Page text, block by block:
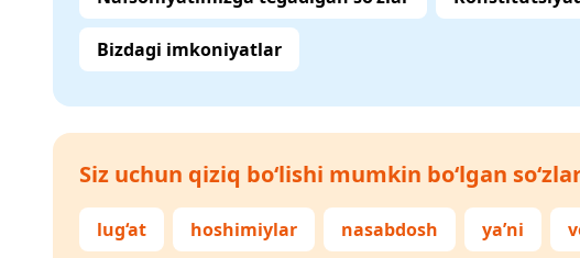
Bizdagi imkoniyatlar
Siz uchun qiziq bo‘lishi mumkin bo‘lgan
lug‘at hoshimiylar nasabdosh ya’ni